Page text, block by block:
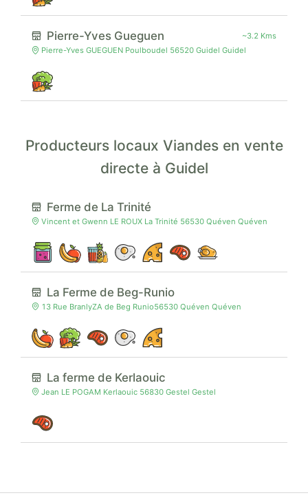
Pierre-Yves Gueguen
~3.2 Kms
Pierre-Yves GUEGUEN Poulboudel 56520 Guidel Guidel
Producteurs locaux Viandes en vente
directe à Guidel
Ferme de La Trinité
Vincent et Gwenn LE ROUX La Trinité 56530 Quéven Quéven
La Ferme de Beg-Runio
13 Rue BranlyZA de Beg Runio56530 Quéven Quéven
La ferme de Kerlaouic
Jean LE POGAM Kerlaouic 56830 Gestel Gestel